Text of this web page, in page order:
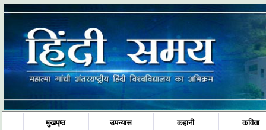
मुखपृष्ठ उपन्यास कहानी कविता